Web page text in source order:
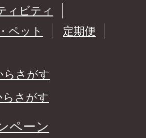
ィビティ
ペット
定期便
らさがす
らさがす
ペーン